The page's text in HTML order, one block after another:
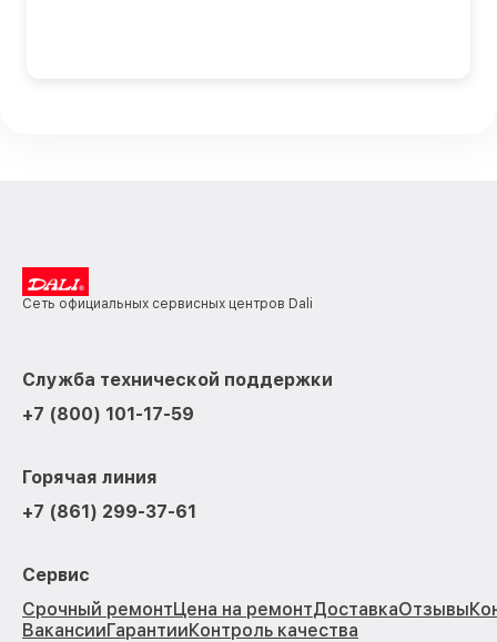
Сеть официальных сервисных центров Dali
Служба технической поддержки
+7 (800) 101-17-59
Горячая линия
+7 (861) 299-37-61
Сервис
Срочный ремонтЦена на ремонтДоставкаОтзывы
ВакансииГарантииКонтроль качества